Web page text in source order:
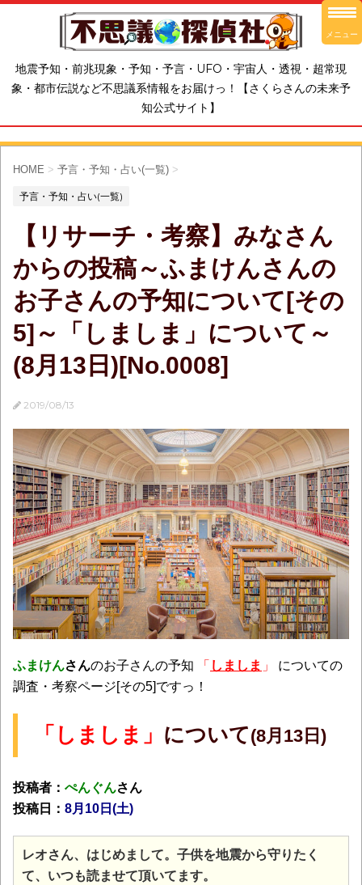
地震予知・前兆現象・予知・予言・UFO・宇宙人・透視・超常現
象・都市伝説など不思議系情報をお届けっ！【さくらさんの未来予
知公式サイト】
HOME > 予言・予知・占い(一覧) >
予言・予知・占い(一覧)
【リサーチ・考察】みなさん
からの投稿～ふまけんさんの
お子さんの予知について[その
5]～「しましま」について～
(8月13日)[No.0008]
2019/08/13
ふまけんさんのお子さんの予知 「 しましま 」
についての
調査・考察ページ[その5]ですっ！
「しましま」 について(8月13日)
投稿者： ぺんぐんさん
投稿日： 8月10日(土)
レオさん、はじめまして。子供を地震から守りたく
て、いつも読ませて頂いてます。
メニュー